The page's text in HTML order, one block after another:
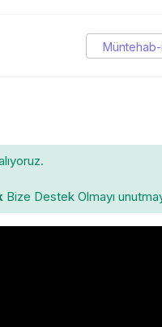
Müntehab-
Bize Destek Olmayı